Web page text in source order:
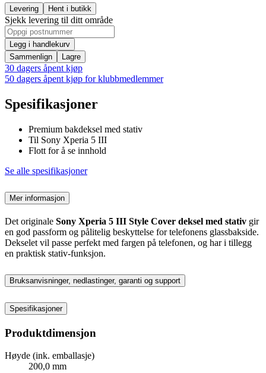
Levering Hent i butikk
Sjekk levering til ditt område
Legg i handlekurv
Sammenlign
Lagre
30 dagers åpent kjøp
50 dagers åpent kjøp for klubbmedlemmer
Spesifikasjoner
Premium bakdeksel med stativ
Til Sony Xperia 5 III
Flott for å se innhold
Se alle spesifikasjoner
Mer informasjon
Det originale Sony Xperia 5 III Style Cover deksel med stativ gir
en god passform og pålitelig beskyttelse for telefonens glassbakside.
Dekselet vil passe perfekt med fargen på telefonen, og har i tillegg
en praktisk stativ-funksjon.
Bruksanvisninger, nedlastinger, garanti og support
Spesifikasjoner
Produktdimensjon
Høyde (ink. emballasje)
200,0 mm